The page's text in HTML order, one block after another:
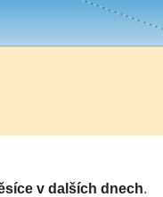
v dalších dnech.